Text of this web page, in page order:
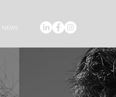
NEWS